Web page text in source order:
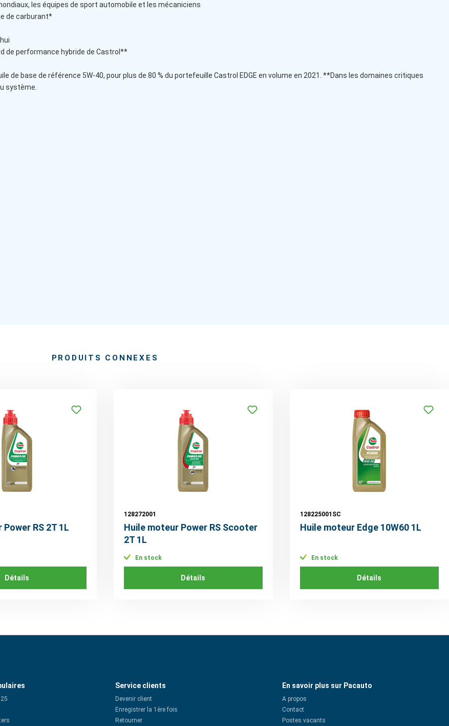
les équipes de sport automobile et les mécaniciens
de carburant*
de performance hybride de Castrol**
base de référence 5W-40, pour plus de 80 % du portefeuille Castrol EDGE en volume en 2021. **Dans les domaines critiques
système.
PRODUITS CONNEXES
RS 2T 1L
Détails
128272001
Huile moteur Power RS Scooter
2T 1L
En stock
Détails
128225001SC
Huile moteur Edge 10W60 1L
En stock
Détails
Service clients
Devenir client
Enregistrer la 1ère fois
Retourner
En savoir plus sur Pacauto
A propos
Contact
Postes vacants